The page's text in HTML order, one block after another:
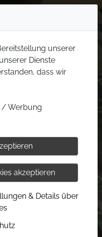
unserer
Dienste
dass wir
/ Werbung
akzeptieren
& Details über